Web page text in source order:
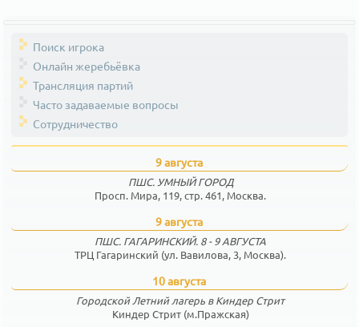
Поиск игрока
Онлайн жеребьёвка
Трансляция партий
Часто задаваемые вопросы
Сотрудничество
9 августа
ПШС. УМНЫЙ ГОРОД
Просп. Мира, 119, стр. 461, Москва.
9 августа
ПШС. ГАГАРИНСКИЙ. 8 - 9 АВГУСТА
ТРЦ Гагаринский (ул. Вавилова, 3, Москва).
10 августа
Городской Летний лагерь в Киндер Стрит
Киндер Стрит (м.Пражская)